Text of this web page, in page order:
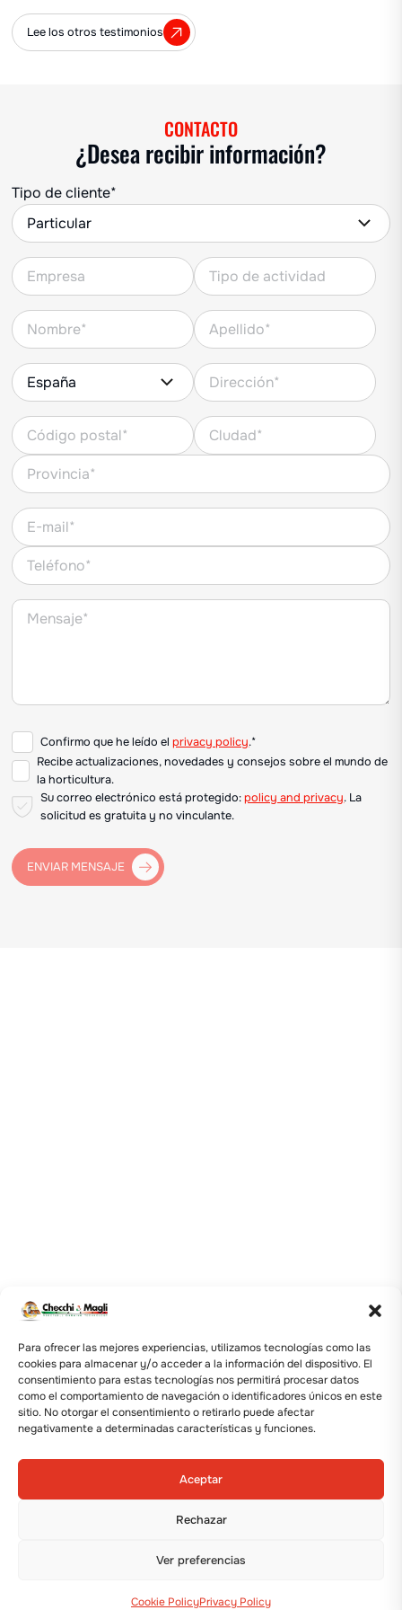
Para ofrecer las mejores experiencias, utilizamos tecnologías como las
cookies para almacenar y/o acceder a la información del dispositivo. El
consentimiento para estas tecnologías nos permitirá procesar datos
como el comportamiento de navegación o identificadores únicos en este
sitio. No otorgar el consentimiento o retirarlo puede afectar
negativamente a determinadas características y funciones.
Aceptar
Rechazar
Ver preferencias
Cookie PolicyPrivacy Policy
Lee los otros testimonios
CONTACTO
¿Desea recibir información?
Tipo de cliente*
Confirmo que he leído elprivacy policy.*
Recibe actualizaciones, novedades y consejos sobre el mundo de
la horticultura.
Su correo electrónico está protegido:policy and privacy. La
solicitud es gratuita y no vinculante.
ENVIAR MENSAJE